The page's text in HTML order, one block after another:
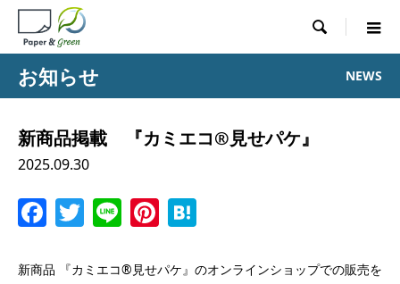

お知らせ NEWS
新商品掲載 『カミエコ®見せパケ』
2025.09.30
Facebook
Twitter
LinePinterest
新商品 『カミエコ®見せパケ』のオンラインショップでの販売を